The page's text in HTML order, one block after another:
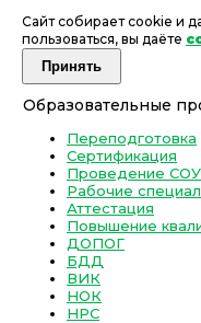
Сайт собирает cookie и
пользоваться, вы даёте
Принять
Образовательные
Переподготовка
Сертификация
Проведение
Рабочие
Аттестация
Повышение
ДОПОГ
БДД
ВИК
НОК
НРС